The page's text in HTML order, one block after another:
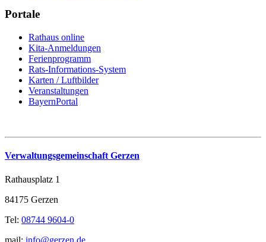
Portale
Rathaus online
Kita-Anmeldungen
Ferienprogramm
Rats-Informations-System
Karten / Luftbilder
Veranstaltungen
BayernPortal
Verwaltungsgemeinschaft Gerzen
Rathausplatz 1
84175 Gerzen
Tel: 08744 9604-0
mail: info@gerzen.de